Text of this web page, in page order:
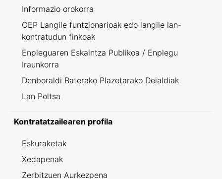
Informazio orokorra
OEP Langile funtzionarioak edo langile lan-
kontratudun finkoak
Enpleguaren Eskaintza Publikoa / Enplegu
Iraunkorra
Denboraldi Baterako Plazetarako Deialdiak
Lan Poltsa
Kontratatzailearen profila
Eskuraketak
Xedapenak
Zerbitzuen Aurkezpena